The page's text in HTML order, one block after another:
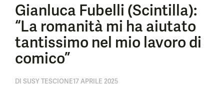
Gianluca Fubelli (Scintilla):
“La romanità mi ha aiutato
tantissimo nel mio lavoro di
comico”
DI SUSY TESCIONE17 APRILE 2025